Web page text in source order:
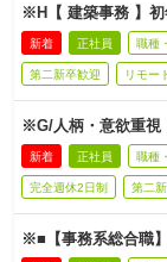
※H【 建築事務 】初
新着 正社員 職種
第二新卒歓迎 リモー
※G/人柄・意欲重視
新着 正社員 職種
完全週休2日制 第二
※■【事務系総合職